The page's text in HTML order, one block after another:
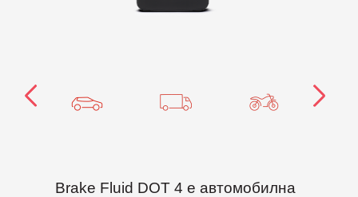
Brake Fluid DOT 4 е автомобилна